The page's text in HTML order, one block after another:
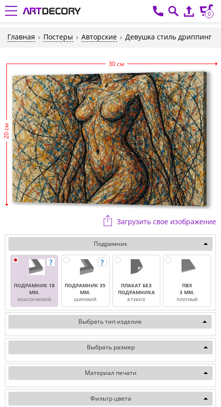
0
Главная Постеры Авторские Девушка стиль дриппинг
30 см
20 см
Загрузить свое изображение
Подрамник
ПОДРАМНИК 18
ММ.
КЛАССИЧЕСКИЙ
ПОДРАМНИК 35
ММ.
ШИРОКИЙ
ПЛАКАТ БЕЗ
ПОДРАМНИКА
В ТУБУСЕ
ПВХ
3 ММ.
ПЛОТНЫЙ
Выбрать тип изделия
Выбрать размер
Материал печати
Фильтр цвета